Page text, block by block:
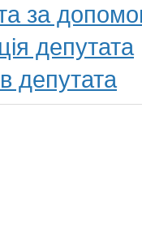
за
депутата
депутата